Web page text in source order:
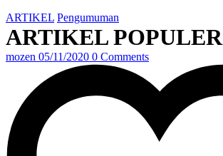
ARTIKEL Pengumuman
ARTIKEL POPULER
mozen 05/11/2020 0 Comments